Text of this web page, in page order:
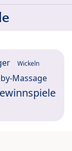
Wickeln
Massage